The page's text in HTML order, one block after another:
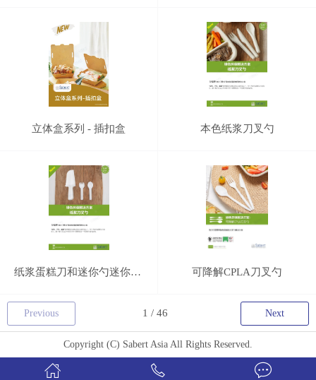
立体盒系列 - 插扣盒 本色纸浆刀叉勺
纸浆蛋糕刀和迷你勺迷你叉勺 可降解CPLA刀叉勺
Previous Next
Copyright (C) Sabert Asia All Rights Reserved.